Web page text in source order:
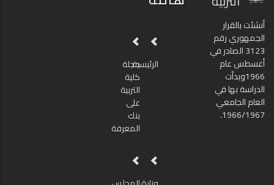
أنشئت بالقرار
الجمهوري رقم
3123 الصادر في
أغسطس عام
1966وبدأت
الدراسة بها في
العام الجامعي
1966/1967.
الرئيسيةمجلة
كلية
التربية
على
بنك
المعرفة